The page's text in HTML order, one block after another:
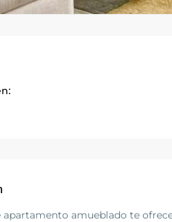
apartamento amueblado te